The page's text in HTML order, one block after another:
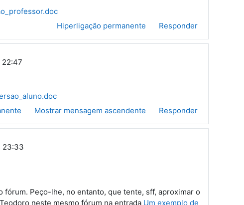
Hiperligação permanente
Responder
22:47
Mostrar mensagem ascendente Responder
23:33
Peço-lhe, no entanto, que tente, sff, aproximar o
neste mesmo fórum na entrada Um exemplo de